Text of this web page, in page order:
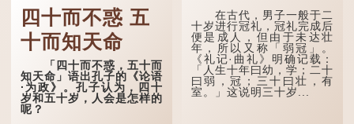
民间流传有一种说法，
人会将一些不欲为人所知的
记忆藏于颈后之处。如果忽
然吐真言，就好像被不明东
西（如鬼魂）在后脑拍了一
下，藏在脑中的秘密便脱口
而出。
因此...
四十而不惑 五
十而知天命
「四十而不惑，五十而
知天命」语出孔子的《论语
·为政》。孔子认为，四十
岁和五十岁，人会是怎样的
呢？
在古代，男子一般于二
十岁进行冠礼，冠礼完成后
便是成人，但由于未达壮
年，所以又称「弱冠」。
《礼记·曲礼》明确记载：
「人生十年曰幼，学；二十
曰弱，冠；三十曰壮，有
室。」这说明三十岁...